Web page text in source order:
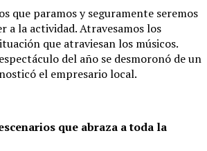
que paramos y seguramente seremos
a la actividad. Atravesamos los
que atraviesan los músicos.
del año se desmoronó de un
el empresario local.
que abraza a toda la